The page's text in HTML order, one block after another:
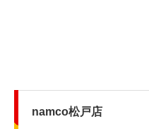
namco松戸店